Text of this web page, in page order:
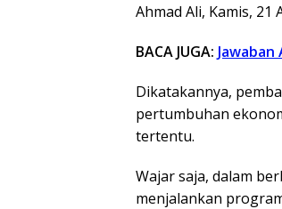
Ahmad Ali, Kamis, 21
BACA JUGA:
Dikatakannya,
pertumbuhan
tertentu.
Wajar saja, dalam
menjalankan